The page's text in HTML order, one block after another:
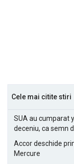
Cele mai citite stiri
SUA au cumparat
deceniu, ca semn
Accor deschide
Mercure